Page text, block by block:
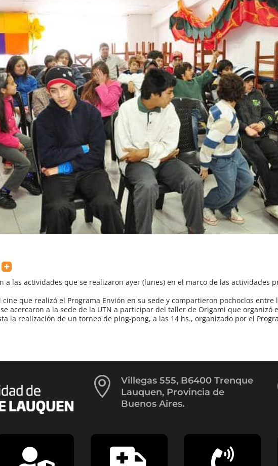
a las actividades que se realizaron ayer (lunes) en el marco de las actividades
que realizó el Programa Envión en su sede y compartieron pochoclos entre
acercaron a la sede de la UTN a participar del taller de Origami que organizó
la realización de un torneo de ping-pong, a las 14 hs., organizado por el

Villegas 555, B6400 Trenque
Lauquen, Provincia de
Buenos Aires.